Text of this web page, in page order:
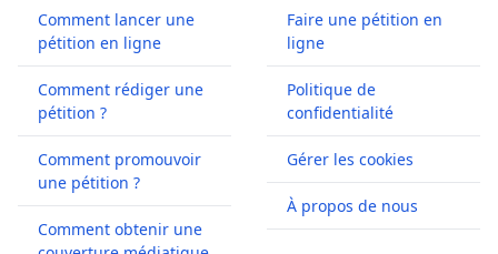
Comment lancer une
pétition en ligne
Comment rédiger une
pétition ?
Comment promouvoir
une pétition ?
Comment obtenir une
Faire une pétition en
ligne
Politique de
confidentialité
Gérer les cookies
À propos de nous